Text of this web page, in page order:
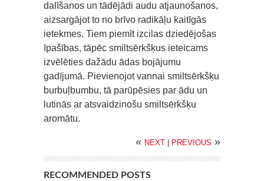
dalīšanos un tādējādi audu atjaunošanos,
aizsargājot to no brīvo radikāļu kaitīgās
ietekmes. Tiem piemīt izcilas dziedējošas
īpašības, tāpēc smiltsērkšķus ieteicams
izvēlēties dažādu ādas bojājumu
gadījumā. Pievienojot vannai smiltsērkšķu
burbuļbumbu, tā parūpēsies par ādu un
lutinās ar atsvaidzinošu smiltsērkšķu
aromātu.
« NEXT PREVIOUS »
RECOMMENDED POSTS